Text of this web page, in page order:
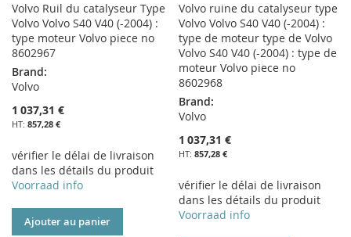
Volvo Ruil du catalyseur Type
Volvo Volvo S40 V40 (-2004) :
type moteur Volvo piece no
8602967
Brand:
Volvo
1 037,31 €
857,28 €
vérifier le délai de livraison
dans les détails du produit
Voorraad info
Ajouter au panier
Volvo ruine du catalyseur type
Volvo Volvo S40 V40 (-2004) :
type de moteur type de Volvo
Volvo S40 V40 (-2004) : type de
moteur Volvo piece no
8602968
Brand:
Volvo
1 037,31 €
857,28 €
vérifier le délai de livraison
dans les détails du produit
Voorraad info